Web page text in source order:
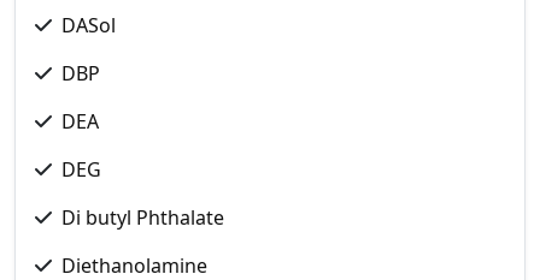
DASol
DBP
DEA
DEG
Di butyl Phthalate
Diethanolamine